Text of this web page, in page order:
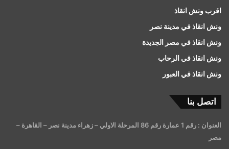
اقرب ونش انقاذ
ونش انقاذ في مدينة نصر
ونش انقاذ في مصر الجديدة
ونش انقاذ في الرحاب
ونش انقاذ في العبور
اتصل بنا
العنوان : رقم 1 عمارة رقم 86 المرحلة الاولي – زهراء مدينة نصر – القاهرة –
مصر